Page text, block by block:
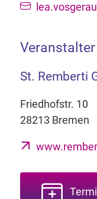
Veranstalter
St. Remberti
Friedhofstr. 10
28213 Bremen